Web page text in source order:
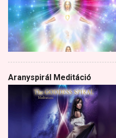
Aranyspirál Meditáció